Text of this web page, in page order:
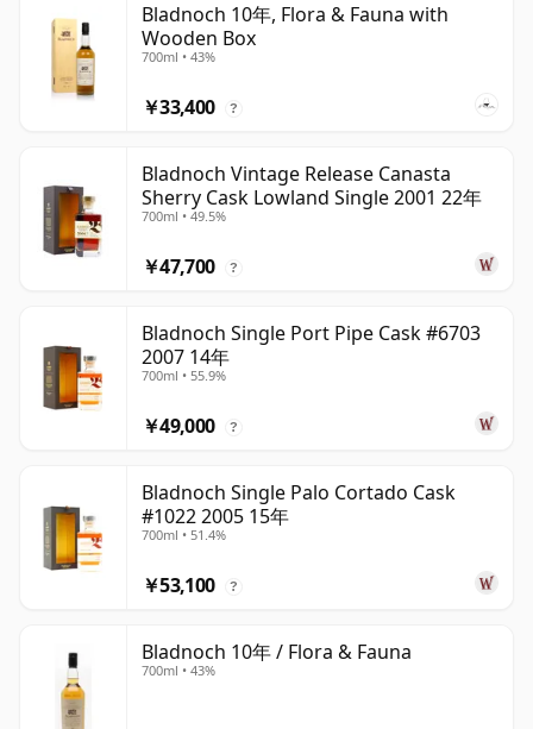
Bladnoch 10年, Flora & Fauna with
Wooden Box
700ml • 43%
￥33,400 ?
Bladnoch Vintage Release Canasta
Sherry Cask Lowland Single 2001 22年
700ml • 49.5%
￥47,700 ?
Bladnoch Single Port Pipe Cask #6703
2007 14年
700ml • 55.9%
￥49,000 ?
Bladnoch Single Palo Cortado Cask
#1022 2005 15年
700ml • 51.4%
￥53,100 ?
Bladnoch 10年 / Flora & Fauna
700ml • 43%